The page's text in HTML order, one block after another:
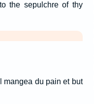
the sepulchre of thy
mangea du pain et but